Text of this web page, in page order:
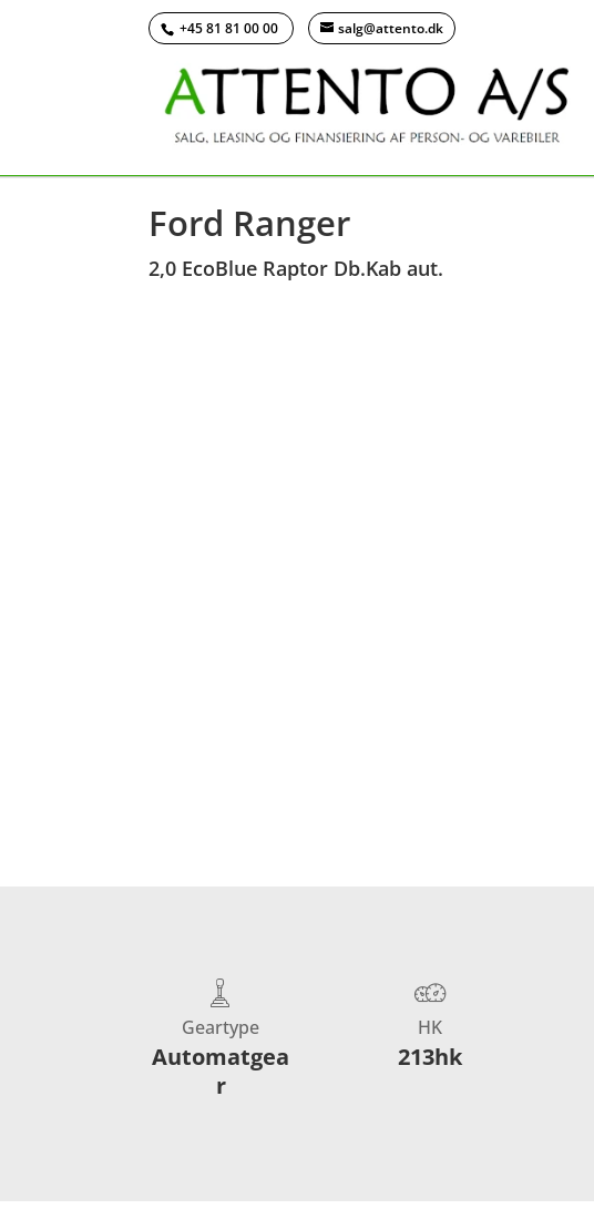
+45 81 81 00 00 salg@attento.dk
Tilbage til søgeresultat
Ford Ranger
2,0 EcoBlue Raptor Db.Kab aut.
Geartype
Automatgea
r
HK
213hk